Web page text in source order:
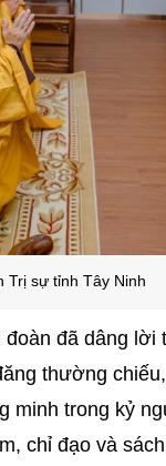
Trị sự tỉnh Tây Ninh
đã dâng
thường
minh trong kỷ
chỉ đạo và